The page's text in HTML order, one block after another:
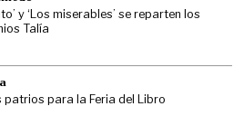
y ‘Los miserables’ se reparten los
Talía
patrios para la Feria del Libro